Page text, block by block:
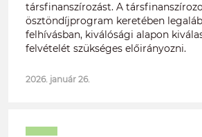
társfinanszírozást. A
ösztöndíjprogram keretében
felhívásban, kiválósági alapon
felvételét szükséges előirányozni.
2026. január 26.